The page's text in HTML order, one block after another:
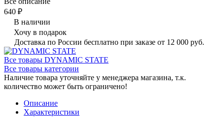
640 ₽
В наличии
Хочу в подарок
Доставка по России бесплатно при заказе от 12 000 руб.
Все товары DYNAMIC STATE
Все товары категории
Наличие товара уточняйте у менеджера магазина, т.к.
количество может быть ограничено!
Описание
Характеристики